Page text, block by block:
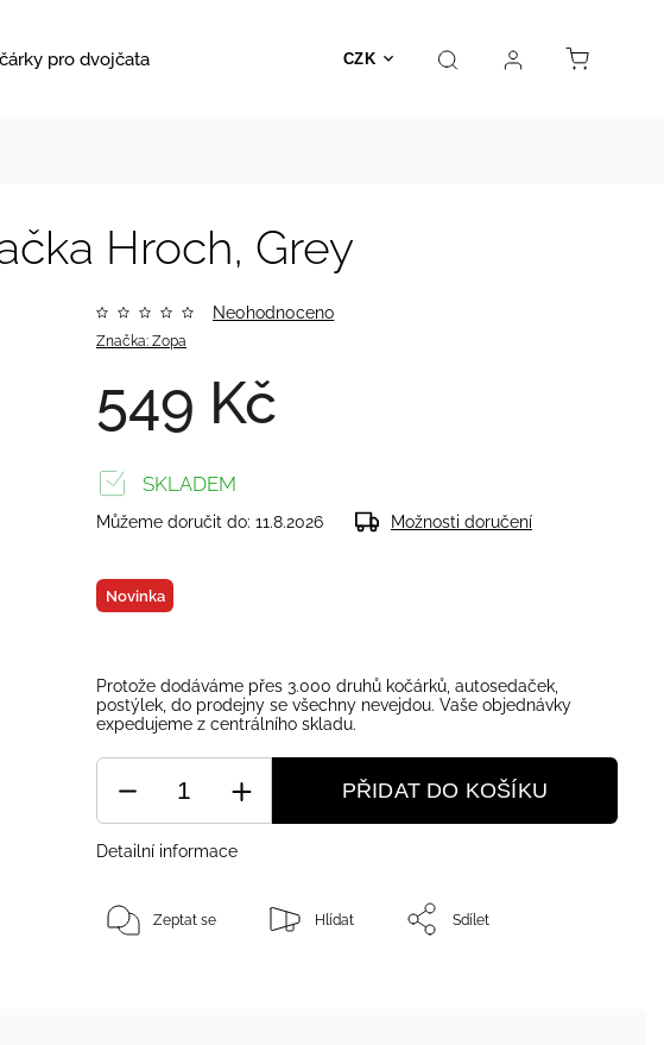
CZK
pro dvojčata Hračky Prodejna Kontakt
Hroch, Grey
Značka: Zopa
Neohodnoceno
549 Kč
Novinka
SKLADEM
Můžeme doručit do: 11.8.2026 Možnosti doručení
Protože dodáváme přes 3.000 druhů kočárků, autosedaček,
postýlek, do prodejny se všechny nevejdou. Vaše objednávky
expedujeme z centrálního skladu.
PŘIDAT DO KOŠÍKU
Detailní informace
Zeptat se Hlídat Sdílet